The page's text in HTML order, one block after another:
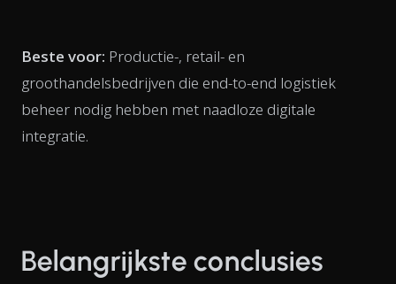
Beste voor: Productie-, retail- en
groothandelsbedrijven die end-to-end logistiek
beheer nodig hebben met naadloze digitale
integratie.
Belangrijkste conclusies